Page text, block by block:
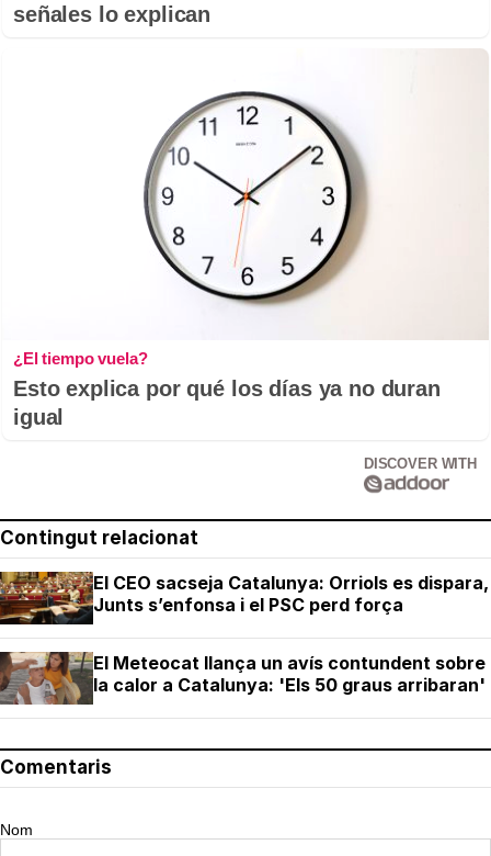
señales lo explican
¿El tiempo vuela?
Esto explica por qué los días ya no duran
igual
DISCOVER WITH
Contingut relacionat
El CEO sacseja Catalunya: Orriols es dispara,
Junts s’enfonsa i el PSC perd força
El Meteocat llança un avís contundent sobre
la calor a Catalunya: 'Els 50 graus arribaran'
Comentaris
Nom